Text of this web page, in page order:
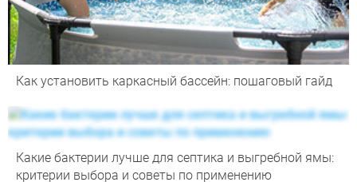
Как установить каркасный бассейн: пошаговый гайд
Какие бактерии лучше для септика и выгребной ямы:
критерии выбора и советы по применению